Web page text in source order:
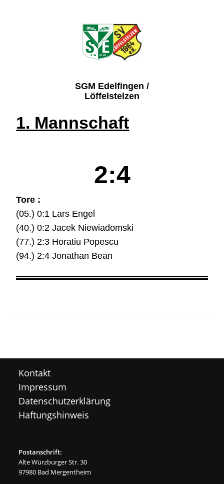
SGM Edelfingen /
Löffelstelzen
1. Mannschaft
2:4
Tore :
(05.) 0:1 Lars Engel
(40.) 0:2 Jacek Niewiadomski
(77.) 2:3 Horatiu Popescu
(94.) 2:4 Jonathan Bean
Kontakt
Impressum
Datenschutzerklärung
Haftungshinweis
Postanschrift:
Alte Würzburger Str. 30
97980 Bad Mergentheim